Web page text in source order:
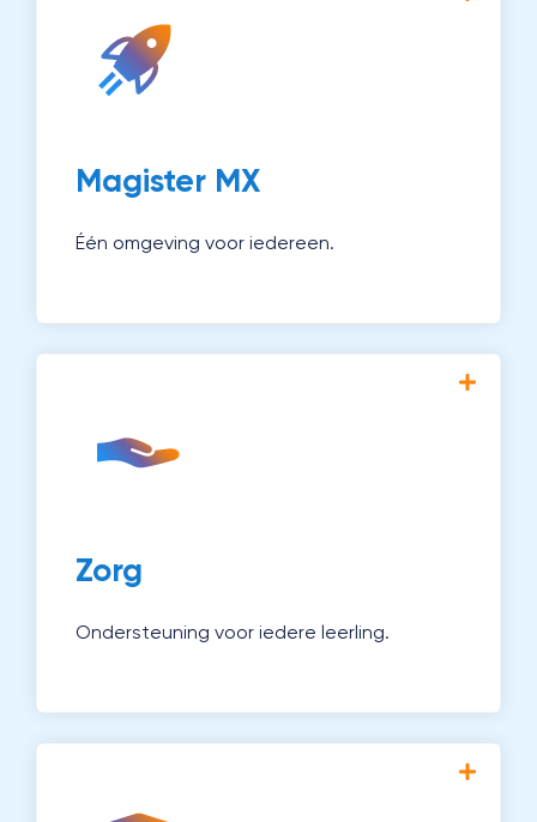
Magister MX
Één omgeving voor iedereen.
Een innovatief platform dat aansluit op de
leerlingenadministratie, examencoördinatie
Zorg
Ondersteuning voor iedere leerling.
leerlingen die extra aandacht nodig
hebben. Zo werk je aan passend onderwijs